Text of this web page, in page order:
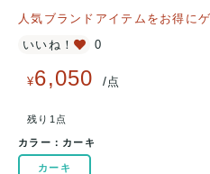
人気ブランドアイテムをお得に
いいね！
0
¥6,050 /点
残り1点
カラー： カーキ
カーキ